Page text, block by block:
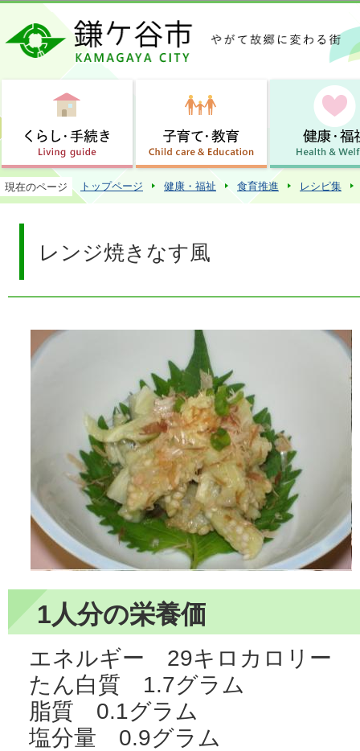
この
現在のページ トップページ 健康・福祉 食育推進 レシピ集
レンジ焼きなす風
1人分の栄養価
エネルギー 29キロカロリー
たん白質 1.7グラム
脂質 0.1グラム
塩分量 0.9グラム